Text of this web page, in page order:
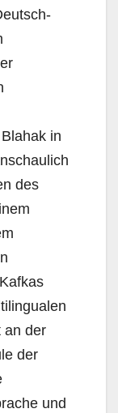
in
des
an der
der
und